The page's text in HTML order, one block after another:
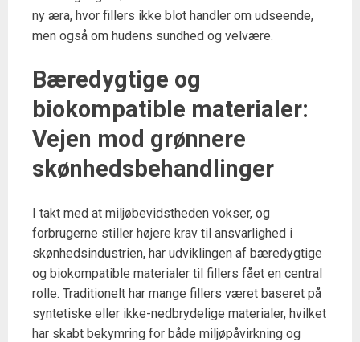
ny æra, hvor fillers ikke blot handler om udseende,
men også om hudens sundhed og velvære.
Bæredygtige og
biokompatible materialer:
Vejen mod grønnere
skønhedsbehandlinger
I takt med at miljøbevidstheden vokser, og
forbrugerne stiller højere krav til ansvarlighed i
skønhedsindustrien, har udviklingen af bæredygtige
og biokompatible materialer til fillers fået en central
rolle. Traditionelt har mange fillers været baseret på
syntetiske eller ikke-nedbrydelige materialer, hvilket
har skabt bekymring for både miljøpåvirkning og